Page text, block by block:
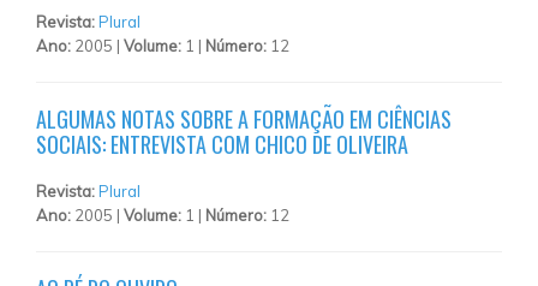
Revista:Plural
Ano: 2005 | Volume: 1 | Número: 12
ALGUMAS NOTAS SOBRE A FORMAÇÃO EM CIÊNCIAS
SOCIAIS: ENTREVISTA COM CHICO DE OLIVEIRA
Revista:Plural
Ano: 2005 | Volume: 1 | Número: 12